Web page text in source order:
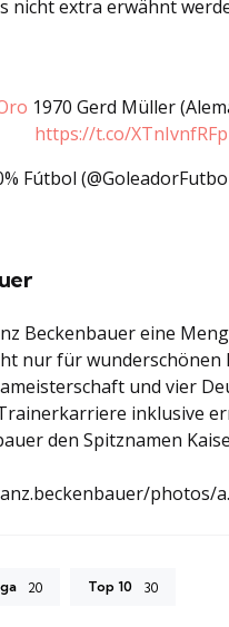
nicht extra erwähnt
1970 Gerd Müller
https://t.co/XTnIvnfRFp
Fútbol
Beckenbauer eine
nur für wunderschönen
und vier
inklusive
den Spitznamen
photos/
20 Top 10 30